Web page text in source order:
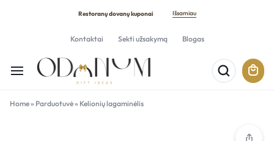
Restoranų dovanų kuponai Išsamiau
Kontaktai Sekti užsakymą Blogas
Home» Parduotuvė» Kelionių lagaminėlis